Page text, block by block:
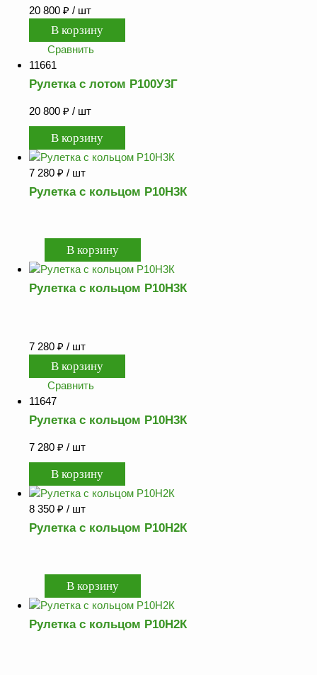
20 800 ₽ / шт
Сравнить
11661
Рулетка с лотом Р100У3Г
20 800 ₽ / шт
7 280 ₽ / шт
Рулетка с кольцом Р10Н3К
Рулетка с кольцом Р10Н3К
7 280 ₽ / шт
Сравнить
11647
Рулетка с кольцом Р10Н3К
7 280 ₽ / шт
8 350 ₽ / шт
Рулетка с кольцом Р10Н2К
Рулетка с кольцом Р10Н2К